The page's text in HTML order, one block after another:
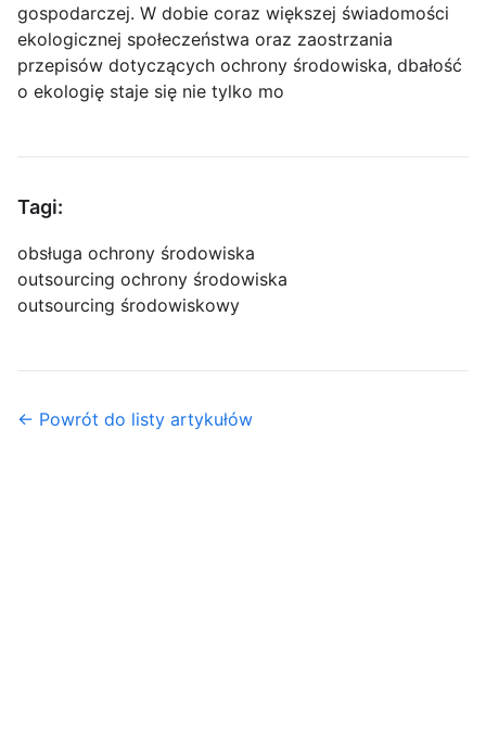
gospodarczej. W dobie coraz większej świadomości
ekologicznej społeczeństwa oraz zaostrzania
przepisów dotyczących ochrony środowiska, dbałość
o ekologię staje się nie tylko mo
Tagi:
obsługa ochrony środowiska
outsourcing ochrony środowiska
outsourcing środowiskowy
← Powrót do listy artykułów